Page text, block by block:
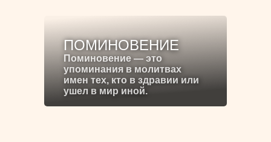
ПОМИНОВЕНИЕ
Поминовение — это
упоминания в молитвах
имен тех, кто в здравии или
ушел в мир иной.